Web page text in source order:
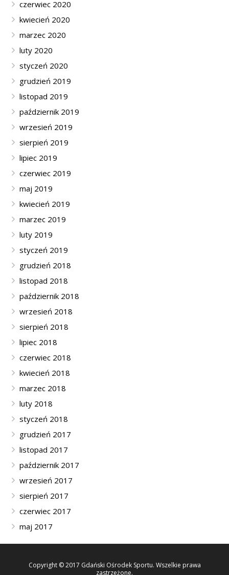
czerwiec 2020
kwiecień 2020
marzec 2020
luty 2020
styczeń 2020
grudzień 2019
listopad 2019
październik 2019
wrzesień 2019
sierpień 2019
lipiec 2019
czerwiec 2019
maj 2019
kwiecień 2019
marzec 2019
luty 2019
styczeń 2019
grudzień 2018
listopad 2018
październik 2018
wrzesień 2018
sierpień 2018
lipiec 2018
czerwiec 2018
kwiecień 2018
marzec 2018
luty 2018
styczeń 2018
grudzień 2017
listopad 2017
październik 2017
wrzesień 2017
sierpień 2017
czerwiec 2017
maj 2017
Copyright © 2017 Gdański Ośrodek Sportu. Wszelkie prawa
zastrzeżone.